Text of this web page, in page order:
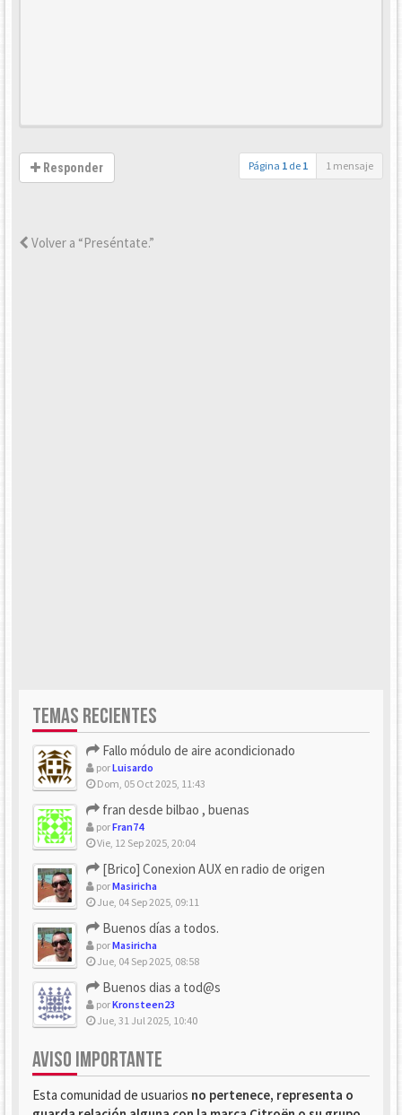
Responder Página 1 de 1 1 mensaje
Volver a “Preséntate.”
TEMAS RECIENTES
Fallo módulo de aire acondicionado
porLuisardo
Dom, 05 Oct 2025, 11:43
fran desde bilbao , buenas
porFran74
Vie, 12 Sep 2025, 20:04
[Brico] Conexion AUX en radio de origen
porMasiricha
Jue, 04 Sep 2025, 09:11
Buenos días a todos.
porMasiricha
Jue, 04 Sep 2025, 08:58
Buenos dias a tod@s
porKronsteen23
Jue, 31 Jul 2025, 10:40
AVISO IMPORTANTE
Esta comunidad de usuarios no pertenece, representa o